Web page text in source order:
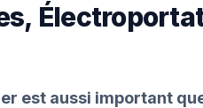
est aussi important